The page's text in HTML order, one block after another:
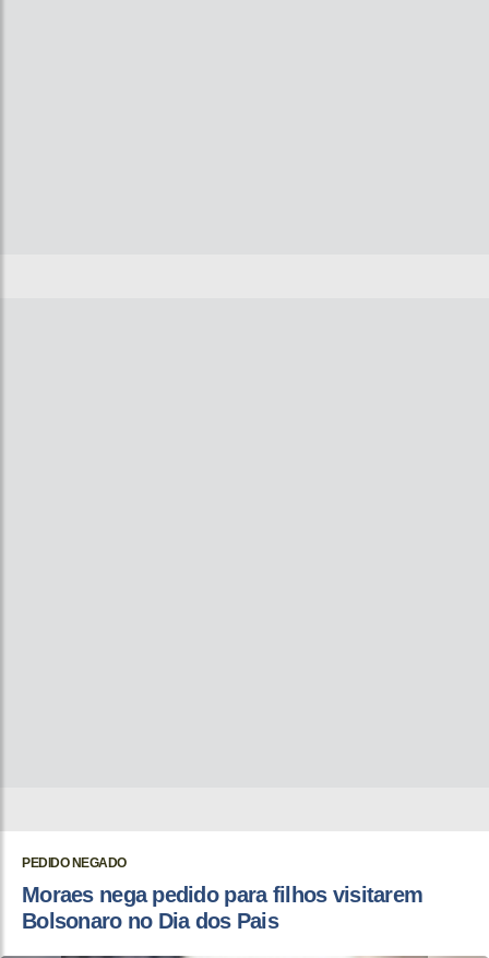
PEDIDO NEGADO
Moraes nega pedido para filhos visitarem
Bolsonaro no Dia dos Pais